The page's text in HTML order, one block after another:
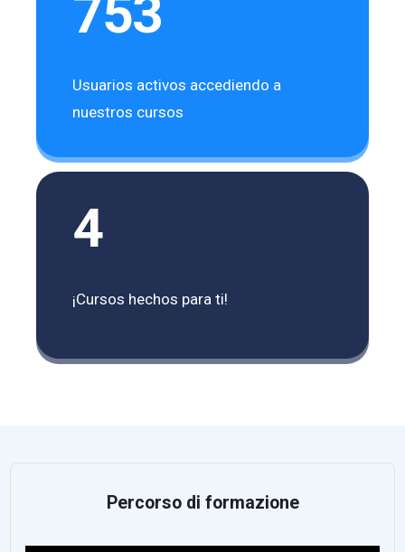
753
Usuarios activos accediendo a
nuestros cursos
4
¡Cursos hechos para ti!
Percorso di formazione